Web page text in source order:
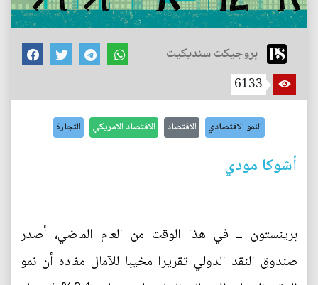
بروجيكت سنديكيت
6133
النمو الاقتصادي الاقتصاد الاقتصاد الامريكي التجارة
أشوكا مودي
برينستون ــ في هذا الوقت من العام الماضي، أصدر
صندوق النقد الدولي تقريرا مخيبا للآمال مفاده أن نمو